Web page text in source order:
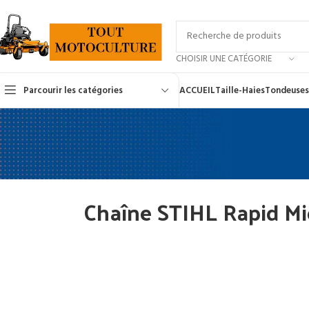
CHOISIR UNE CATÉGORIE
Parcourir les catégories ACCUEILTaille-Haies
Chaîne STIHL Rapid